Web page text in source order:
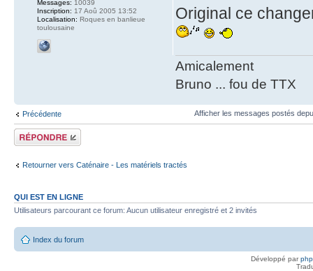
Original ce
Amicalement
Bruno ... fou de TTX
Messages: 10039
Inscription: 17 Aoû 2005 13:52
Localisation: Roques en banlieue
toulousaine
Précédente Afficher les messages postés
Répondre
Retourner vers Caténaire - Les matériels tractés
QUI EST EN LIGNE
Utilisateurs parcourant ce forum: Aucun utilisateur enregistré et 2 invités
Index du forum
Développé par